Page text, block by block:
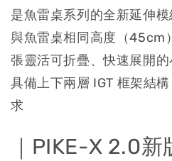
是魚雷桌系列的全新延伸模
與魚雷桌相同高度（45cm
張靈活可折疊、快速展開的
具備上下兩層 IGT 框架結
求
｜PIKE-X 2.0新